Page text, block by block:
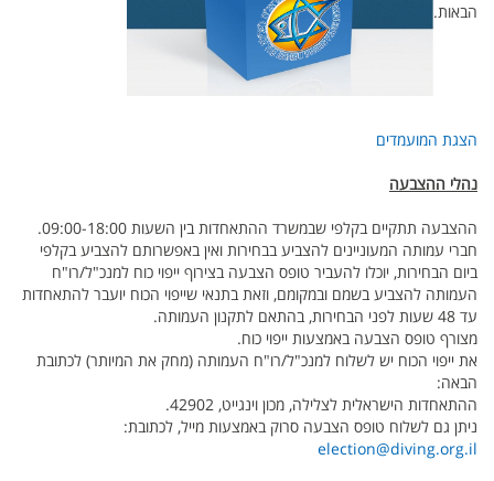
הבאות.
הצגת המועמדים
נהלי ההצבעה
ההצבעה תתקיים בקלפי שבמשרד ההתאחדות בין השעות 09:00-18:00.
חברי עמותה המעוניינים להצביע בבחירות ואין באפשרותם להצביע בקלפי
ביום הבחירות, יוכלו להעביר טופס הצבעה בצירוף ייפוי כוח למנכ"ל/רו"ח
העמותה להצביע בשמם ובמקומם, וזאת בתנאי שייפוי הכוח יועבר להתאחדות
עד 48 שעות לפני הבחירות, בהתאם לתקנון העמותה.
מצורף טופס הצבעה באמצעות ייפוי כוח.
את ייפוי הכוח יש לשלוח למנכ"ל/רו"ח העמותה (מחק את המיותר) לכתובת
הבאה:
ההתאחדות הישראלית לצלילה, מכון וינגייט, 42902.
ניתן גם לשלוח טופס הצבעה סרוק באמצעות מייל, לכתובת:
election@diving.org.il